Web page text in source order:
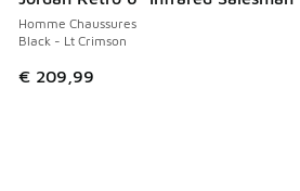
Homme Chaussures
Black - Lt Crimson
€ 209,99